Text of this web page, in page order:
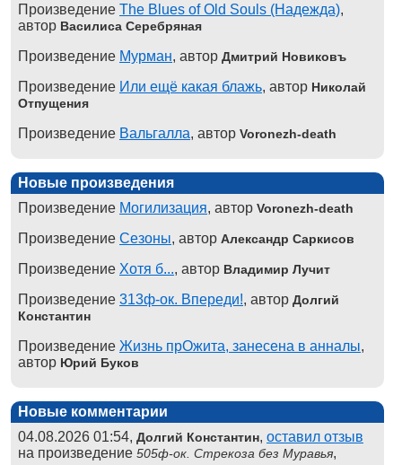
Произведение The Blues of Old Souls (Надежда),
автор Василиса Серебряная
Произведение Мурман, автор Дмитрий Новиковъ
Произведение Или ещё какая блажь, автор Николай
Отпущения
Произведение Вальгалла, автор Voronezh-death
Новые произведения
Произведение Могилизация, автор Voronezh-death
Произведение Сезоны, автор Александр Саркисов
Произведение Хотя б..., автор Владимир Лучит
Произведение 313ф-ок. Впереди!, автор Долгий
Константин
Произведение Жизнь прОжита, занесена в анналы,
автор Юрий Буков
Новые комментарии
04.08.2026 01:54, Долгий Константин, оставил отзыв
на произведение 505ф-ок. Стрекоза без Муравья,